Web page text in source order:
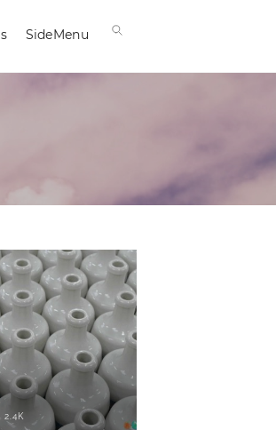
SideMenu
2.4K